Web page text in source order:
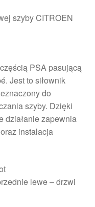
szyby CITROEN
PSA pasującą
Jest to siłownik
do
szyby. Dzięki
działanie zapewnia
instalacja
lewe – drzwi